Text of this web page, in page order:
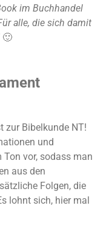
im Buchhandel
alle, die sich damit
🙂
zur Bibelkunde NT!
und
vor, sodass man
aus den
Folgen, die
lohnt sich, hier mal